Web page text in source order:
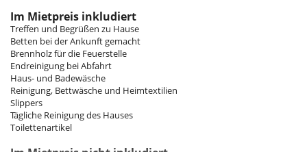
Room, Ground level. This bedroom has 1 double bed 160 cm. , with
bathtub, 1 washbasin. This bedroom includes also TV, private terrace,
hair dryer, towel dryer, WC.
Room 4
Room, Ground level. This bedroom has 1 sofa bed 160 cm. , with
bathtub, 1 washbasin. This bedroom includes also TV, hair dryer, towel
dryer, WC.
Room 5
washbasin. This bedroom includes also TV, private terrace, hair dryer,
Im Mietpreis inkludiert
Treffen und Begrüßen zu Hause
Betten bei der Ankunft gemacht
Brennholz für die Feuerstelle
Endreinigung bei Abfahrt
Haus- und Badewäsche
Reinigung, Bettwäsche und Heimtextilien
Slippers
Tägliche Reinigung des Hauses
Toilettenartikel